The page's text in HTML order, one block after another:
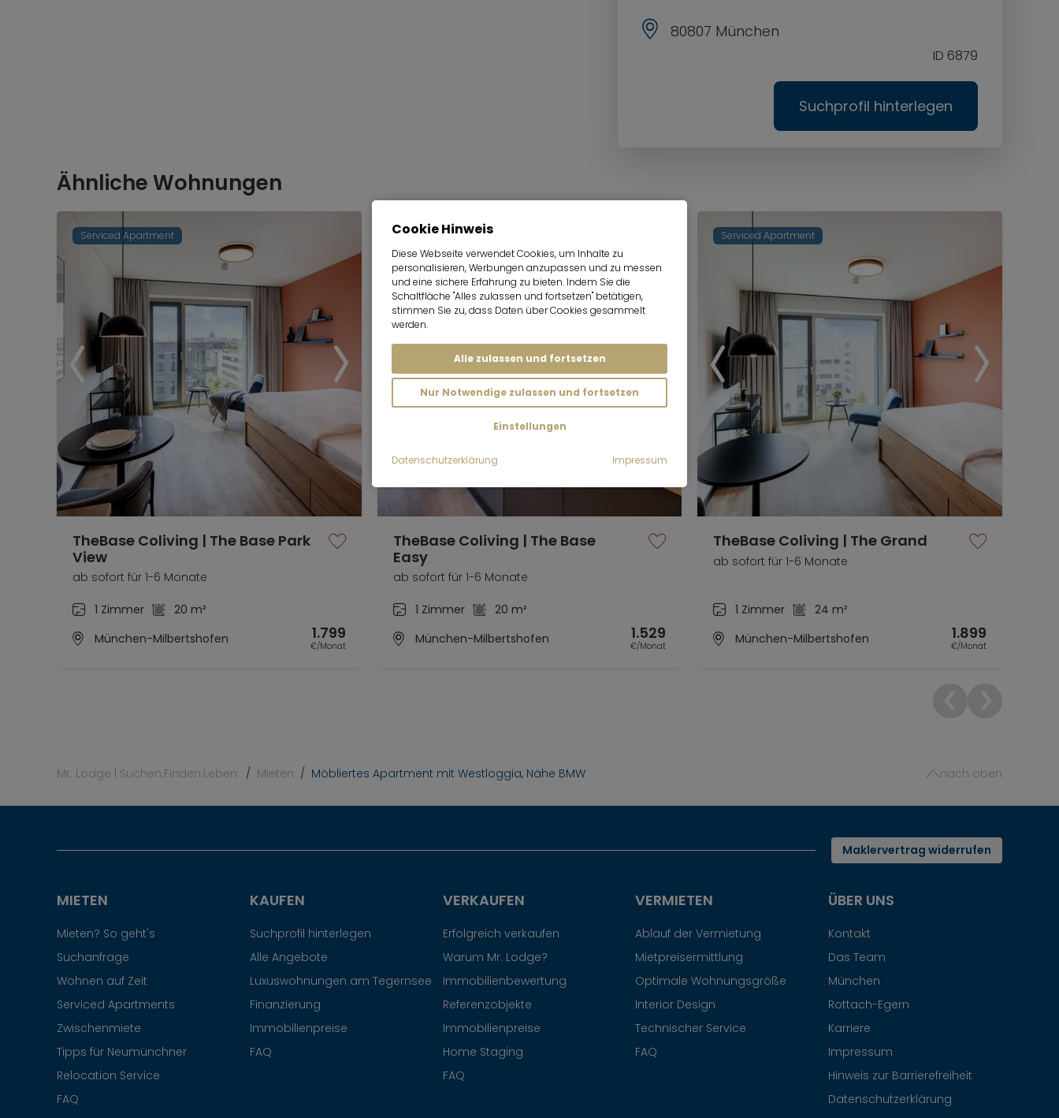
80807 München
ID 6879
Suchprofil hinterlegen
Ähnliche Wohnungen
Serviced Apartment
TheBase Coliving | The Base Park
View
ab sofort für 1-6 Monate
1 Zimmer
20 m²
München-Milbertshofen
1.799
€/Monat
Serviced Apartment
TheBase Coliving | The Base
Easy
ab sofort für 1-6 Monate
1 Zimmer
20 m²
München-Milbertshofen
1.529
€/Monat
Serviced Apartment
TheBase Coliving | The Grand
ab sofort für 1-6 Monate
1 Zimmer
24 m²
München-Milbertshofen
1.899
€/Monat
Mr. Lodge | Suchen.Finden.Leben. Mieten Möbliertes Apartment mit Westloggia, Nähe BMW nach oben
Maklervertrag widerrufen
MIETEN
Mieten? So geht's
Suchanfrage
Wohnen auf Zeit
Serviced Apartments
Zwischenmiete
Tipps für Neumünchner
Relocation Service
FAQ
KAUFEN
Suchprofil hinterlegen
Alle Angebote
Luxuswohnungen am Tegernsee
Finanzierung
Immobilienpreise
FAQ
VERKAUFEN
Erfolgreich verkaufen
Warum Mr. Lodge?
Immobilienbewertung
Referenzobjekte
Immobilienpreise
Home Staging
FAQ
VERMIETEN
Ablauf der Vermietung
Mietpreisermittlung
Optimale Wohnungsgröße
Interior Design
Technischer Service
FAQ
ÜBER UNS
Kontakt
Das Team
München
Rottach-Egern
Karriere
Impressum
Hinweis zur Barrierefreiheit
Datenschutzerklärung
Cookie Hinweis
Diese Webseite verwendet Cookies, um Inhalte zu
personalisieren, Werbungen anzupassen und zu messen
und eine sichere Erfahrung zu bieten. Indem Sie die
Schaltfläche "Alles zulassen und fortsetzen" betätigen,
stimmen Sie zu, dass Daten über Cookies gesammelt
werden.
Alle zulassen und fortsetzen
Nur Notwendige zulassen und fortsetzen
Einstellungen
Datenschutzerklärung Impressum